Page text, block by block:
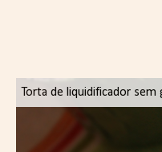
Torta de liquidificador